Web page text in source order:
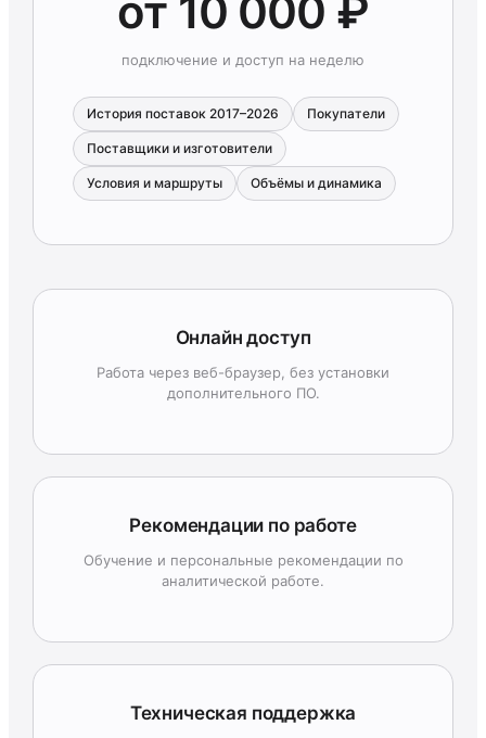
от 10 000 ₽
подключение и доступ на неделю
История поставок 2017–2026 Покупатели
Поставщики и изготовители
Условия и маршруты Объёмы и динамика
Онлайн доступ
Работа через веб-браузер, без установки
дополнительного ПО.
Рекомендации по работе
Обучение и персональные рекомендации по
аналитической работе.
Техническая поддержка